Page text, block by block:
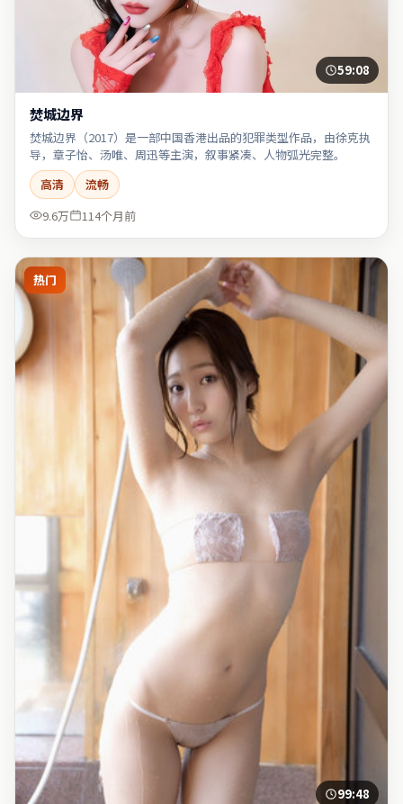
59:08
焚城边界
焚城边界（2017）是一部中国香港出品的犯罪类型作品，由徐克执
导，章子怡、汤唯、周迅等主演，叙事紧凑、人物弧光完整。
高清
流畅
9.6万
114个月前
热门
99:48